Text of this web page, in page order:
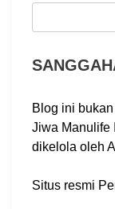
Blog ini
Jiwa Manulife
dikelola oleh
Situs resmi